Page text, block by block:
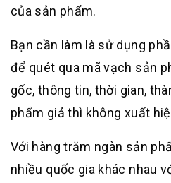
của sản phẩm.
Bạn cần làm là sử dụng
để quét qua mã vạch sản
gốc, thông tin, thời gian,
phẩm giả thì không xuất
Với hàng trăm ngàn sản
nhiều quốc gia khác nhau